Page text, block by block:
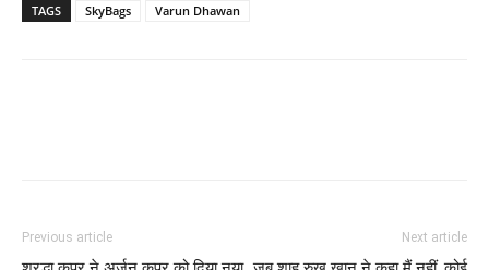
TAGS SkyBags Varun Dhawan
Previous article Next article